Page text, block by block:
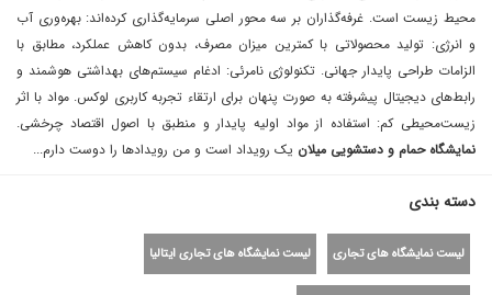
محیط زیست است. غرفه‌گذاران بر سه محور اصلی سرمایه‌گذاری کرده‌اند: بهره‌وری آب
و انرژی: تولید محصولاتی با کمترین میزان مصرف، بدون کاهش عملکرد، مطابق با
الزامات طراحی پایدار جهانی. تکنولوژی نامرئی: ادغام سیستم‌های بهداشتی هوشمند و
رابط‌های دیجیتال پیشرفته به صورت پنهان برای ارتقاء تجربه کاربری لوکس. مواد با اثر
زیست‌محیطی کم: استفاده از مواد اولیه پایدار و منطبق با اصول اقتصاد چرخشی.
نمایشگاه حمام و دستشویی میلان یک رویداد است و من رویداد‌ها را دوست دارم...
دسته بندی
لیست نمایشگاه های تجاری لیست نمایشگاه های تجاری ایتالیا